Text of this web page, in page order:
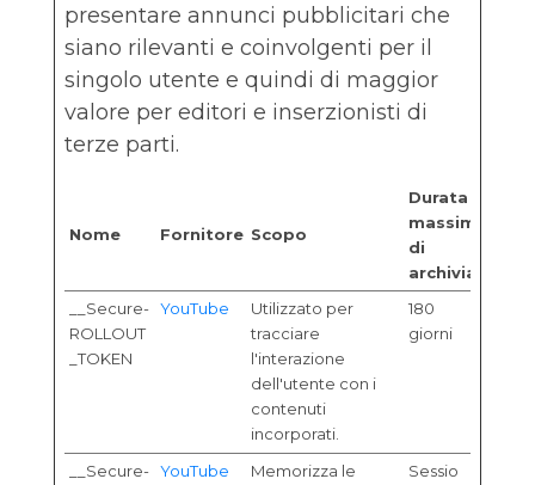
presentare annunci pubblicitari che
siano rilevanti e coinvolgenti per il
singolo utente e quindi di maggior
valore per editori e inserzionisti di
terze parti.
Nome Fornitore Scopo
Durata
massima
di
archiviazione
__Secure-
ROLLOUT
_TOKEN
YouTube
Utilizzato per
tracciare
l'interazione
dell'utente con i
contenuti
incorporati.
180
giorni
__Secure- YouTube
Memorizza le
Sessio